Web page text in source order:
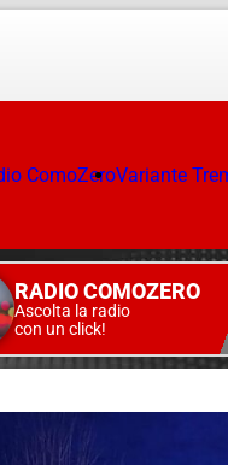
ComoZeroVariante
RADIO COMOZERO
Ascolta la radio
con un click!